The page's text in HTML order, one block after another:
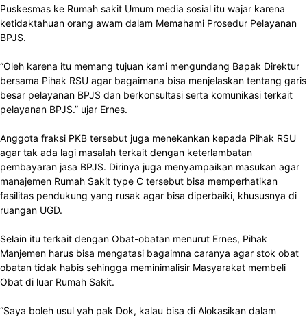
Puskesmas ke Rumah sakit Umum media sosial itu wajar karena
ketidaktahuan orang awam dalam Memahami Prosedur Pelayanan
BPJS.
“Oleh karena itu memang tujuan kami mengundang Bapak Direktur
bersama Pihak RSU agar bagaimana bisa menjelaskan tentang garis
besar pelayanan BPJS dan berkonsultasi serta komunikasi terkait
pelayanan BPJS.” ujar Ernes.
Anggota fraksi PKB tersebut juga menekankan kepada Pihak RSU
agar tak ada lagi masalah terkait dengan keterlambatan
pembayaran jasa BPJS. Dirinya juga menyampaikan masukan agar
manajemen Rumah Sakit type C tersebut bisa memperhatikan
fasilitas pendukung yang rusak agar bisa diperbaiki, khususnya di
ruangan UGD.
Selain itu terkait dengan Obat-obatan menurut Ernes, Pihak
Manjemen harus bisa mengatasi bagaimna caranya agar stok obat
obatan tidak habis sehingga meminimalisir Masyarakat membeli
Obat di luar Rumah Sakit.
“Saya boleh usul yah pak Dok, kalau bisa di Alokasikan dalam